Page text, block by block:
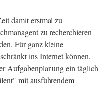
damit erstmal zu
zu recherchieren
Für ganz kleine
ins Internet können,
Aufgabenplanung ein täglich
mit ausführendem